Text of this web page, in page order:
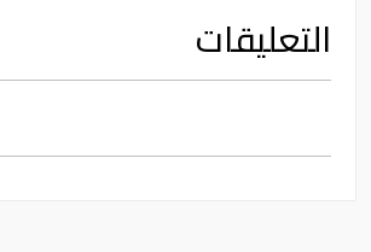
التعليقات